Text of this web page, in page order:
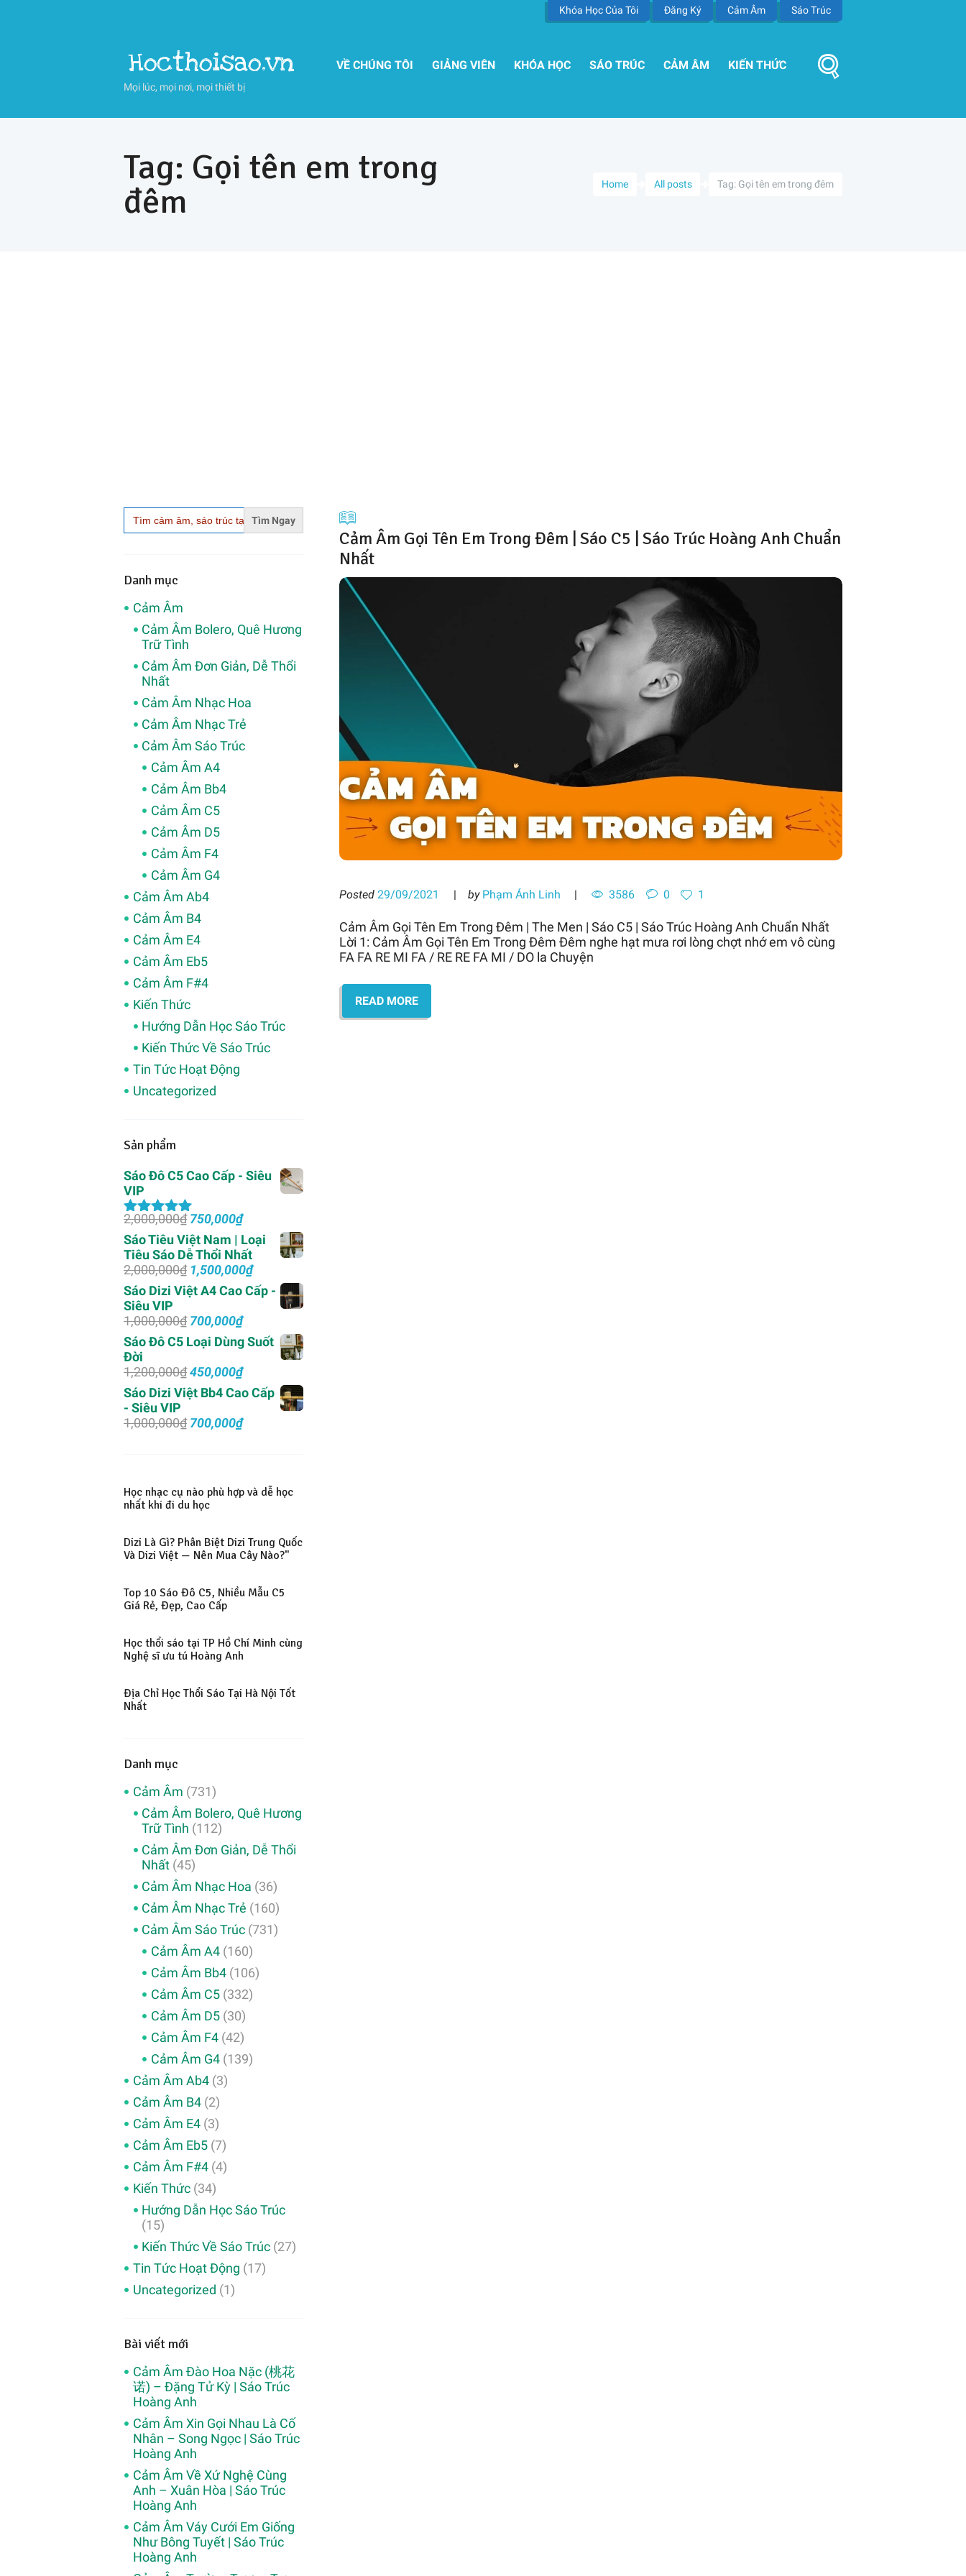
Khóa Học Của Tôi Đăng Ký Cảm Âm Sáo Trúc
Hocthoisao.vn
Mọi lúc, mọi nơi, mọi thiết bị
VỀ CHÚNG TÔI GIẢNG VIÊN KHÓA HỌC SÁO TRÚC CẢM ÂM KIẾN THỨC
Home All posts Tag: Gọi tên em trong đêm
Tag: Gọi tên em trong
đêm
Cảm Âm Gọi Tên Em Trong Đêm | Sáo C5 | Sáo Trúc Hoàng Anh Chuẩn
Nhất
Posted 29/09/2021 by Phạm Ánh Linh 3586 0 1
Cảm Âm Gọi Tên Em Trong Đêm | The Men | Sáo C5 | Sáo Trúc Hoàng Anh Chuẩn Nhất
Lời 1: Cảm Âm Gọi Tên Em Trong Đêm Đêm nghe hạt mưa rơi lòng chợt nhớ em vô cùng
FA FA RE MI FA / RE RE FA MI / DO la Chuyện
READ MORE
Search
for:
Danh mục
Cảm Âm
Cảm Âm Bolero, Quê Hương
Trữ Tình
Cảm Âm Đơn Giản, Dễ Thổi
Nhất
Cảm Âm Nhạc Hoa
Cảm Âm Nhạc Trẻ
Cảm Âm Sáo Trúc
Cảm Âm A4
Cảm Âm Bb4
Cảm Âm C5
Cảm Âm D5
Cảm Âm F4
Cảm Âm G4
Cảm Âm Ab4
Cảm Âm B4
Cảm Âm E4
Cảm Âm Eb5
Cảm Âm F#4
Kiến Thức
Hướng Dẫn Học Sáo Trúc
Kiến Thức Về Sáo Trúc
Tin Tức Hoạt Động
Uncategorized
Sản phẩm
Sáo Đô C5 Cao Cấp - Siêu
VIP
Được xếp
hạng5.005
sao
2,000,000₫ Giá
gốc
là:
2,000,000₫.
750,000₫Giá
hiện
tại
là:
750,000₫.
Sáo Tiêu Việt Nam | Loại
Tiêu Sáo Dễ Thổi Nhất
2,000,000₫ Giá
gốc
là:
2,000,000₫.
1,500,000₫Giá
hiện
tại
Sáo Dizi Việt A4 Cao Cấp -
Siêu VIP
1,000,000₫ Giá
gốc
là:
1,000,000₫.
700,000₫Giá
hiện
tại
là:
Sáo Đô C5 Loại Dùng Suốt
Đời
1,200,000₫Giá
gốc
là:
1,200,000₫.
450,000₫Giá
hiện
tại
là:
Sáo Dizi Việt Bb4 Cao Cấp
- Siêu VIP
1,000,000₫ Giá
700,000₫Giá
700,000₫.
Học nhạc cụ nào phù hợp và dễ học
nhất khi đi du học
Dizi Là Gì? Phân Biệt Dizi Trung Quốc
Và Dizi Việt — Nên Mua Cây Nào?"
Top 10 Sáo Đô C5, Nhiều Mẫu C5
Giá Rẻ, Đẹp, Cao Cấp
Học thổi sáo tại TP Hồ Chí Minh cùng
Nghệ sĩ ưu tú Hoàng Anh
Địa Chỉ Học Thổi Sáo Tại Hà Nội Tốt
Nhất
Danh mục
Cảm Âm (731)
Cảm Âm Bolero, Quê Hương
Trữ Tình (112)
Cảm Âm Đơn Giản, Dễ Thổi
Nhất (45)
Cảm Âm Nhạc Hoa (36)
Cảm Âm Nhạc Trẻ (160)
Cảm Âm Sáo Trúc (731)
Cảm Âm A4(160)
Cảm Âm Bb4(106)
Cảm Âm C5(332)
Cảm Âm D5(30)
Cảm Âm F4(42)
Cảm Âm G4(139)
Cảm Âm Ab4(3)
Cảm Âm B4(2)
Cảm Âm E4(3)
Cảm Âm Eb5(7)
Cảm Âm F#4(4)
Kiến Thức(34)
Hướng Dẫn Học Sáo Trúc
(15)
Kiến Thức Về Sáo Trúc (27)
Tin Tức Hoạt Động (17)
Uncategorized (1)
Bài viết mới
Cảm Âm Đào Hoa Nặc (桃花
诺) – Đặng Tử Kỳ | Sáo Trúc
Hoàng Anh
Cảm Âm Xin Gọi Nhau Là Cố
Nhân – Song Ngọc | Sáo Trúc
Hoàng Anh
Cảm Âm Về Xứ Nghệ Cùng
Anh – Xuân Hòa | Sáo Trúc
Hoàng Anh
Cảm Âm Váy Cưới Em Giống
Như Bông Tuyết | Sáo Trúc
Hoàng Anh